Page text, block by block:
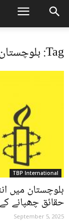
Tag: بلوچستان انٹرنیٹ سروس
TBP International
بلوچستان میں
حقائق چھپانے
September 5, 2025